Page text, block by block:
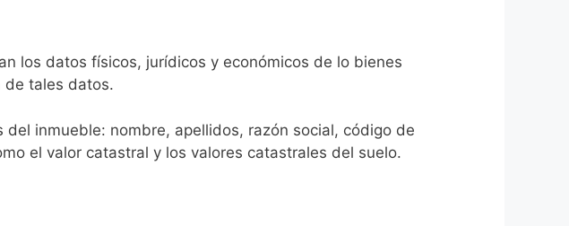
los datos físicos, jurídicos y económicos de lo bienes
de tales datos.
inmueble: nombre, apellidos, razón social, código de
el valor catastral y los valores catastrales del suelo.